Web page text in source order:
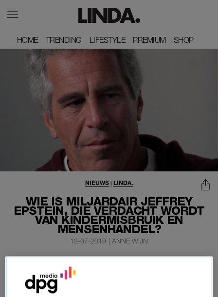
HOME
HOME TRENDING
TRENDING LIFESTYLE
LIFESTYLE PREMIUM
PREMIUM SHOP
SHOP
WIE IS MILJARDAIR JEFFREY
EPSTEIN, DIE VERDACHT WORDT
VAN KINDERMISBRUIK EN
MENSENHANDEL?
NIEUWS | LINDA.
13-07-2019 | ANNE WIJN
hebben gehad met jonge meisjes. Ook liet hij hen
nieuwe slachtoffers ronselen. Afgelopen maandag werd